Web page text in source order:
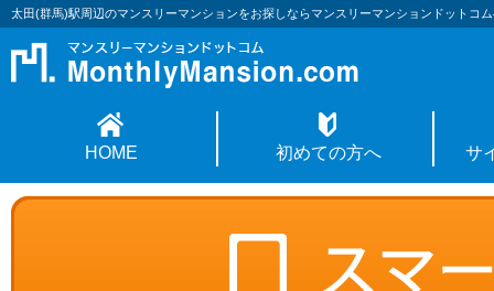
太田(群馬)駅周辺のマンスリーマンションをお探しならマンスリーマンションドットコ
HOME 初めての方へ サ